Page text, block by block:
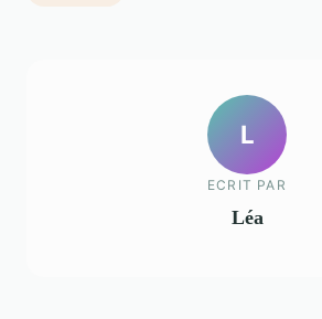
L
ECRIT PAR
Léa